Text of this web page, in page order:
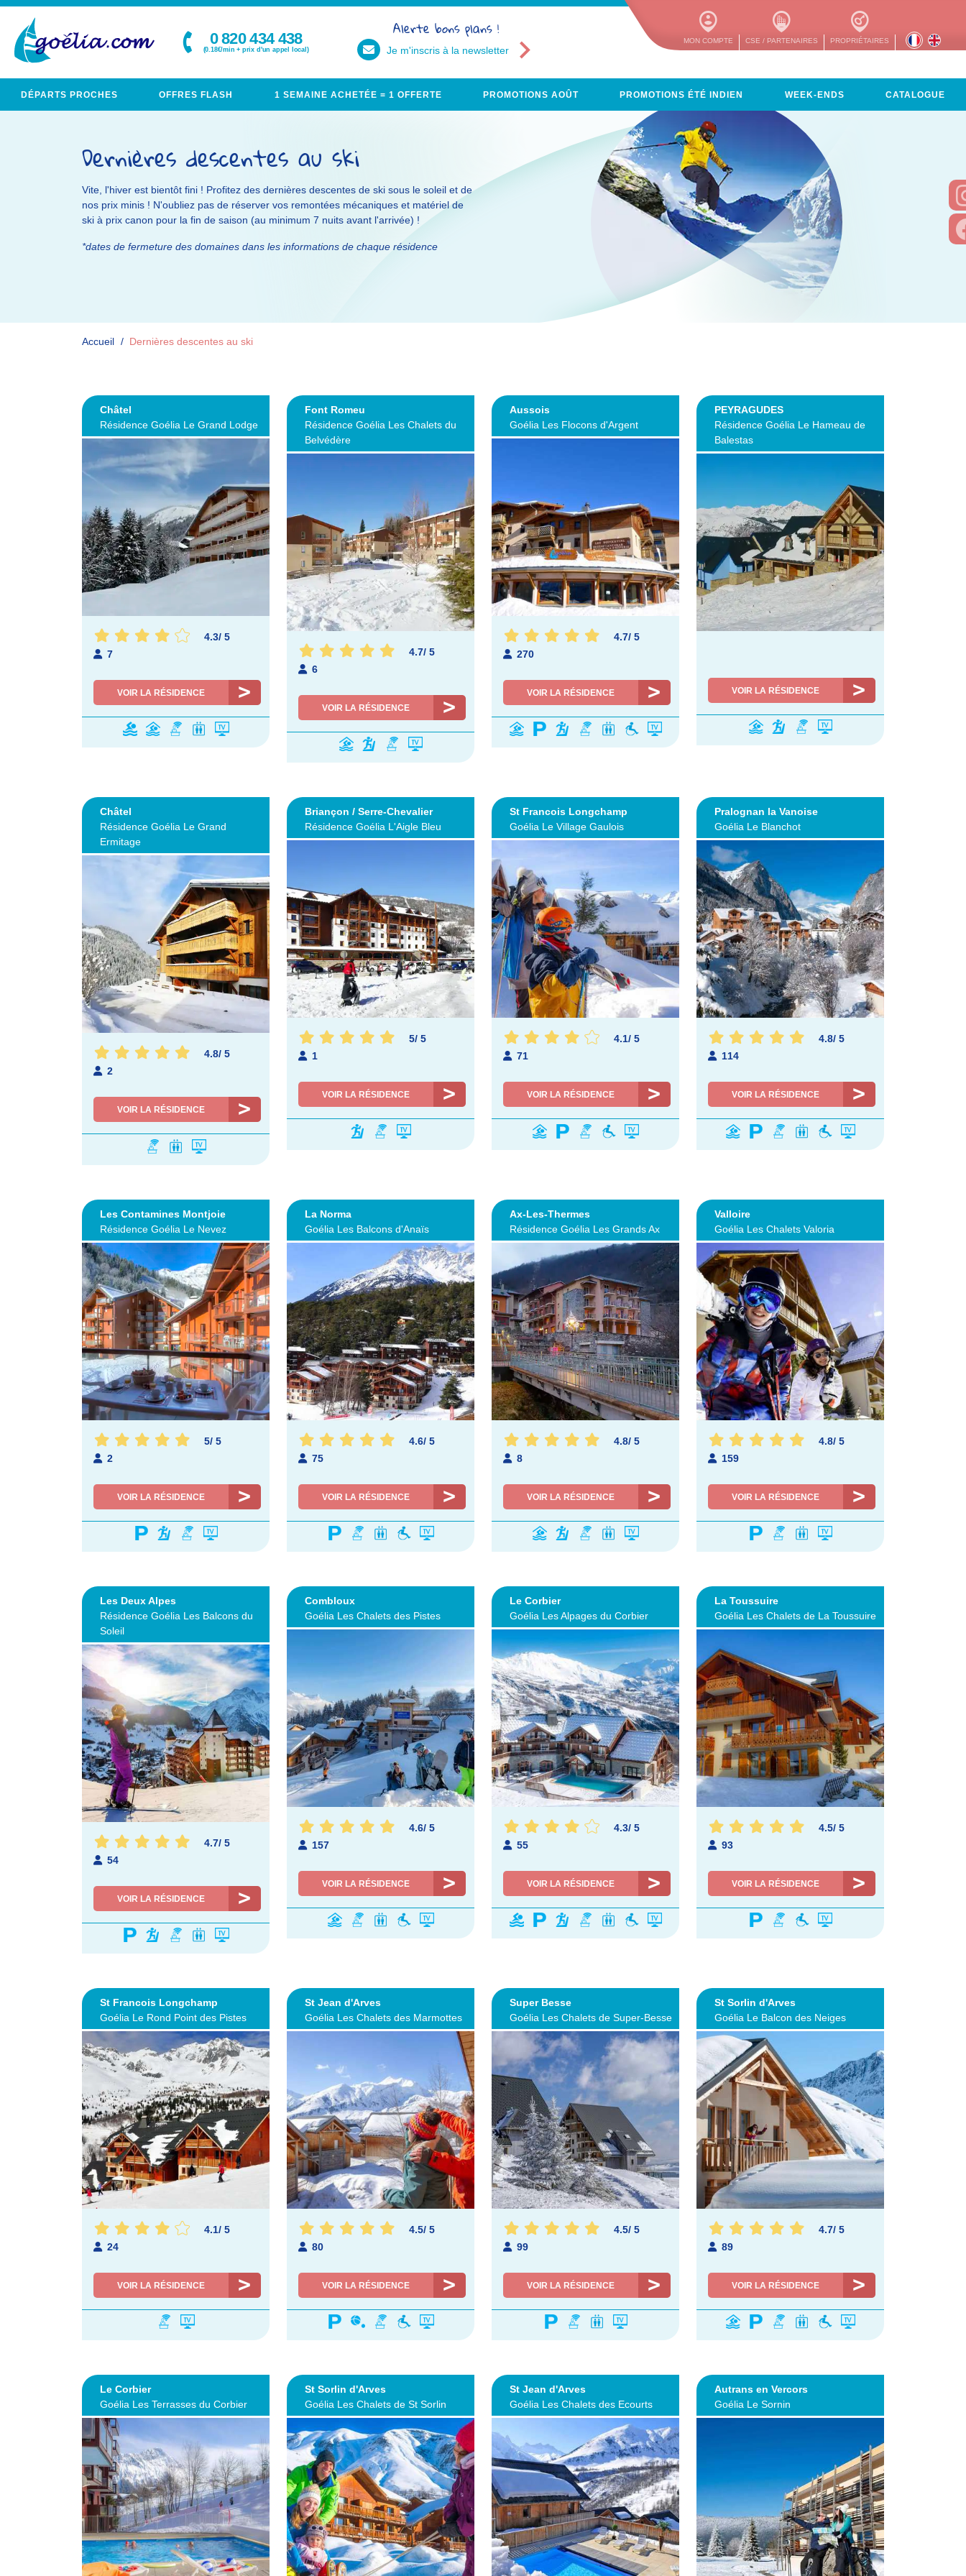
MON COMPTE CSE / PARTENAIRES PROPRIÉTAIRES
0 820 434 438
(0.18€/min + prix d'un appel local)
Alerte bons plans !
Je m'inscris à la newsletter
DÉPARTS PROCHES OFFRES FLASH 1 SEMAINE ACHETÉE = 1 OFFERTE PROMOTIONS AOÛT PROMOTIONS ÉTÉ INDIEN WEEK-ENDS CATALOGUE
Dernières descentes au ski
Vite, l'hiver est bientôt fini ! Profitez des dernières descentes de ski sous le soleil et de
nos prix minis ! N'oubliez pas de réserver vos remontées mécaniques et matériel de
ski à prix canon pour la fin de saison (au minimum 7 nuits avant l'arrivée) !
*dates de fermeture des domaines dans les informations de chaque résidence
Accueil Dernières descentes au ski
Châtel
Résidence Goélia Le Grand Lodge
4.3/ 5
7
VOIR LA RÉSIDENCE
Font Romeu
Résidence Goélia Les Chalets du
Belvédère
4.7/ 5
6
VOIR LA RÉSIDENCE
Aussois
Goélia Les Flocons d'Argent
4.7/ 5
270
VOIR LA RÉSIDENCE
PEYRAGUDES
Résidence Goélia Le Hameau de
Balestas
VOIR LA RÉSIDENCE
Châtel
Résidence Goélia Le Grand
Ermitage
4.8/ 5
2
VOIR LA RÉSIDENCE
Briançon / Serre-Chevalier
Résidence Goélia L'Aigle Bleu
5/ 5
1
VOIR LA RÉSIDENCE
St Francois Longchamp
Goélia Le Village Gaulois
4.1/ 5
71
VOIR LA RÉSIDENCE
Pralognan la Vanoise
Goélia Le Blanchot
4.8/ 5
114
VOIR LA RÉSIDENCE
Les Contamines Montjoie
Résidence Goélia Le Nevez
5/ 5
2
VOIR LA RÉSIDENCE
La Norma
Goélia Les Balcons d'Anaïs
4.6/ 5
75
VOIR LA RÉSIDENCE
Ax-Les-Thermes
Résidence Goélia Les Grands Ax
4.8/ 5
8
VOIR LA RÉSIDENCE
Valloire
Goélia Les Chalets Valoria
4.8/ 5
159
VOIR LA RÉSIDENCE
Les Deux Alpes
Résidence Goélia Les Balcons du
Soleil
4.7/ 5
54
VOIR LA RÉSIDENCE
Combloux
Goélia Les Chalets des Pistes
4.6/ 5
157
VOIR LA RÉSIDENCE
Le Corbier
Goélia Les Alpages du Corbier
4.3/ 5
55
VOIR LA RÉSIDENCE
La Toussuire
Goélia Les Chalets de La Toussuire
4.5/ 5
93
VOIR LA RÉSIDENCE
St Francois Longchamp
Goélia Le Rond Point des Pistes
4.1/ 5
24
VOIR LA RÉSIDENCE
St Jean d'Arves
Goélia Les Chalets des Marmottes
4.5/ 5
80
VOIR LA RÉSIDENCE
Super Besse
Goélia Les Chalets de Super-Besse
4.5/ 5
99
VOIR LA RÉSIDENCE
St Sorlin d'Arves
Goélia Le Balcon des Neiges
4.7/ 5
89
VOIR LA RÉSIDENCE
Le Corbier
Goélia Les Terrasses du Corbier
St Sorlin d'Arves
Goélia Les Chalets de St Sorlin
St Jean d'Arves
Goélia Les Chalets des Ecourts
Autrans en Vercors
Goélia Le Sornin